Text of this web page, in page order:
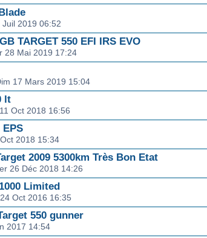
Juil 2019 06:52
TARGET 550 EFI IRS EVO
28 Mai 2019 17:24
17 Mars 2019 15:04
lt
Oct 2018 16:56
EPS
2018 15:34
2009 5300km Très Bon Etat
26 Déc 2018 14:26
Limited
Oct 2016 16:35
550 gunner
2017 14:54